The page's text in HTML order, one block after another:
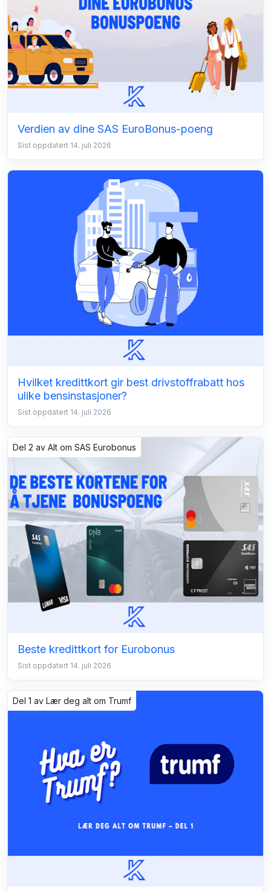
Verdien av dine SAS EuroBonus-poeng
Sist oppdatert 14. juli 2026
Hvilket kredittkort gir best drivstoffrabatt hos
ulike bensinstasjoner?
Sist oppdatert 14. juli 2026
Del 2 av Alt om SAS Eurobonus
Beste kredittkort for Eurobonus
Sist oppdatert 14. juli 2026
Del 1 av Lær deg alt om Trumf